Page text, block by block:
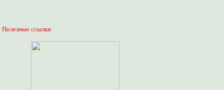
Полезные ссылки